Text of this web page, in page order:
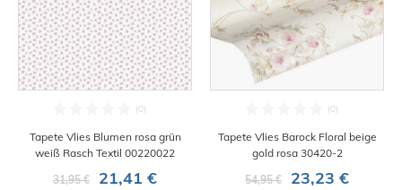
Tapete Vlies Blumen rosa grün
weiß Rasch Textil 00220022
31,95 €
21,41 €
Tapete Vlies Barock Floral beige
gold rosa 30420-2
54,95 €
23,23 €